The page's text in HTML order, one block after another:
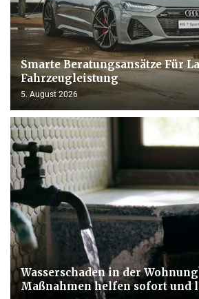
Smarte Beratungsansätze Für
Fahrzeugleistung
5. August 2026
Wasserschaden in der
Maßnahmen helfen sofort und